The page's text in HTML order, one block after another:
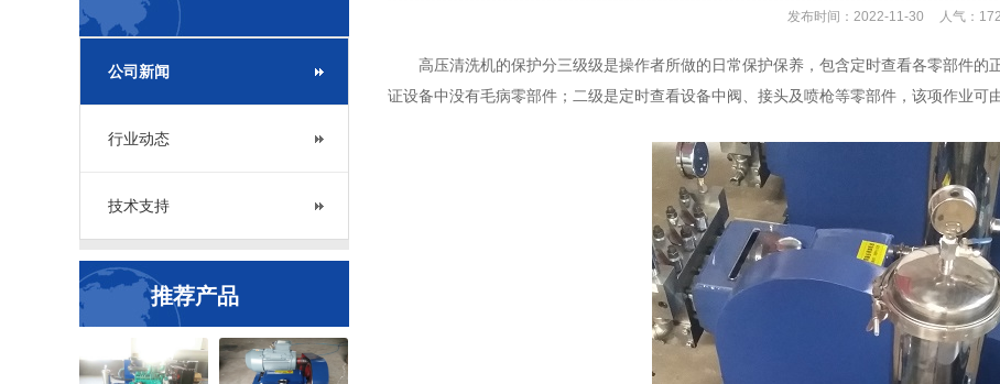
公司新闻
行业动态
技术支持
推荐产品
发布时间：2022-11-30 人气： 172
高压清洗机的保护分三级级是操作者所做的日常保护保养，包含定时查看各零部件的
证设备中没有毛病零部件；二级是定时查看设备中阀、接头及喷枪等零部件，该项作业可